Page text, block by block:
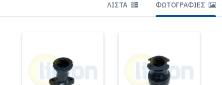
ΛΊΣΤΑ ΦΩΤΟΓΡΑΦΊΕΣ